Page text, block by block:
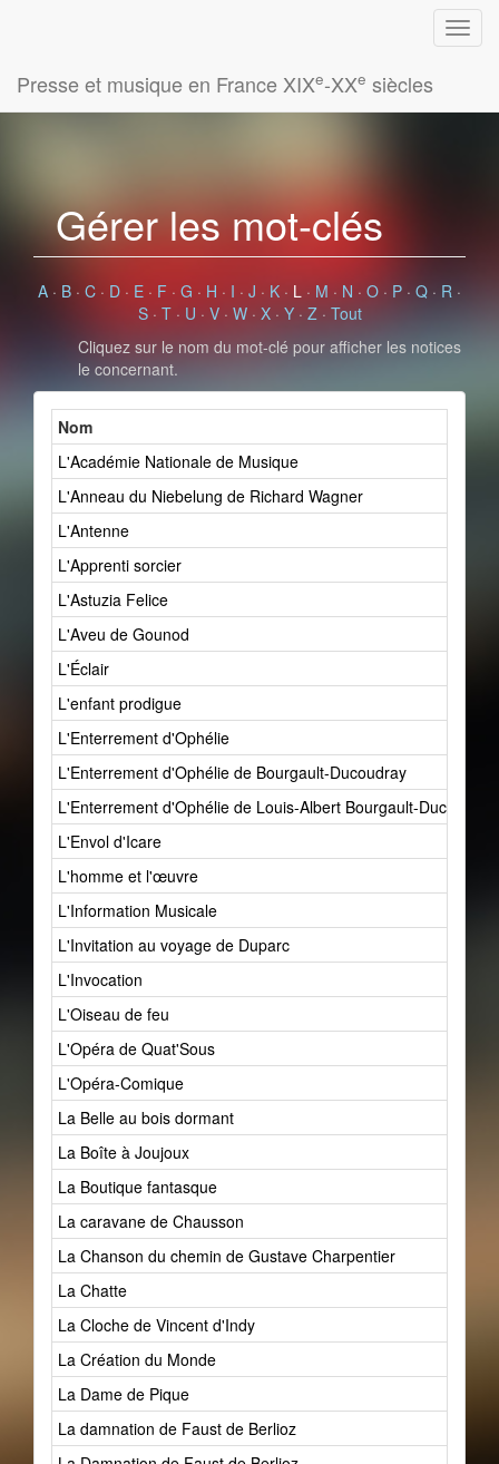
Presse et musique en France XIXe-XXe siècles
Gérer les mot-clés
A · B · C · D · E · F · G · H · I · J · K · L · M · N · O · P · Q · R ·
S· T· U · V· W· X· Y· Z· Tout
Cliquez sur le nom du mot-clé pour afficher les notices
le concernant.
Nom
L'Académie Nationale de Musique
L'Anneau du Niebelung de Richard Wagner
L'Antenne
L'Apprenti sorcier
L'Astuzia Felice
L'Aveu de Gounod
L'Éclair
L'enfant prodigue
L'Enterrement d'Ophélie
L'Enterrement d'Ophélie de Bourgault-Ducoudray
L'Enterrement d'Ophélie de Louis-Albert Bourgault-Ducoudray
L'Envol d'Icare
L'homme et l'œuvre
L'Information Musicale
L'Invitation au voyage de Duparc
L'Invocation
L'Oiseau de feu
L'Opéra de Quat'Sous
L'Opéra-Comique
La Belle au bois dormant
La Boîte à Joujoux
La Boutique fantasque
La caravane de Chausson
La Chanson du chemin de Gustave Charpentier
La Chatte
La Cloche de Vincent d'Indy
La Création du Monde
La Dame de Pique
La damnation de Faust de Berlioz